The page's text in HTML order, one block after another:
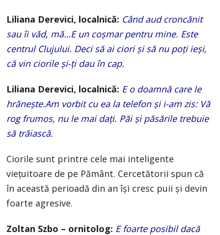
Liliana Derevici, localnică: Când aud croncănit
sau îi văd, mă…E un coşmar pentru mine. Este
centrul Clujului. Deci să ai ciori şi să nu poţi ieşi,
că vin ciorile şi-ţi dau în cap.
Liliana Derevici, localnică: E o doamnă care le
hrăneşte.Am vorbit cu ea la telefon şi i-am zis: Vă
rog frumos, nu le mai daţi. Păi şi păsările trebuie
să trăiască.
Ciorile sunt printre cele mai inteligente
vieţuitoare de pe Pământ. Cercetătorii spun că
în această perioadă din an îşi cresc puii şi devin
foarte agresive.
Zoltan Szbo – ornitolog: E foarte posibil dacă